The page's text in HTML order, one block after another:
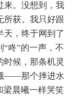
来。没想到，我
所获。我只好跟
天，终于网到了
咚”的一声，不
时候，那条机灵
——那个摔进水
梁晨曦一样哭笑